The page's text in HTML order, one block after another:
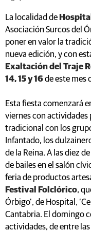
La localidad de
Asociación Surcos del
poner en valor la
nueva edición, y con
Exaltación del Traje
14, 15 y 16de este mes
Esta fiesta comenzará
viernes con actividades
tradicional con los
Infantado, los
de la Reina. A las diez
de bailes en el salón
feria de productos
Festival Folclórico,
Órbigo’, de Hospital,
Cantabria. El domingo
actividades, de entre